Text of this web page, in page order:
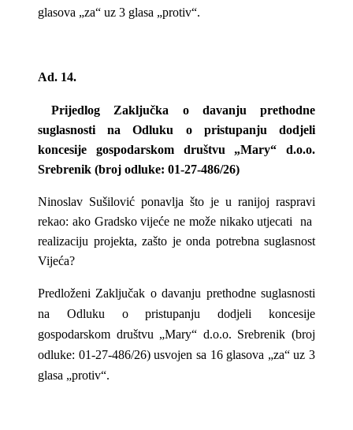
glasova „za“ uz 3 glasa „protiv“.
Ad. 14.
Prijedlog Zaključka o davanju prethodne
suglasnosti na Odluku o pristupanju dodjeli
koncesije gospodarskom društvu „Mary“ d.o.o.
Srebrenik (broj odluke: 01-27-486/26)
Ninoslav Sušilović ponavlja što je u ranijoj raspravi
rekao: ako Gradsko vijeće ne može nikako utjecati na
realizaciju projekta, zašto je onda potrebna suglasnost
Vijeća?
Predloženi Zaključak o davanju prethodne suglasnosti
na Odluku o pristupanju dodjeli koncesije
gospodarskom društvu „Mary“ d.o.o. Srebrenik (broj
odluke: 01-27-486/26) usvojen sa 16 glasova „za“ uz 3
glasa „protiv“.